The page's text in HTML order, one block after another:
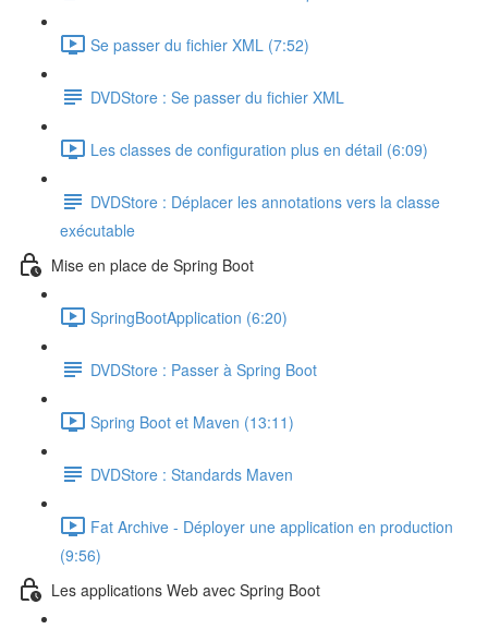
Se passer du fichier XML (7:52)
DVDStore : Se passer du fichier XML
Les classes de configuration plus en détail (6:09)
DVDStore : Déplacer les annotations vers la classe
exécutable
Mise en place de Spring Boot
SpringBootApplication (6:20)
DVDStore : Passer à Spring Boot
Spring Boot et Maven (13:11)
DVDStore : Standards Maven
Fat Archive - Déployer une application en production
(9:56)
Les applications Web avec Spring Boot